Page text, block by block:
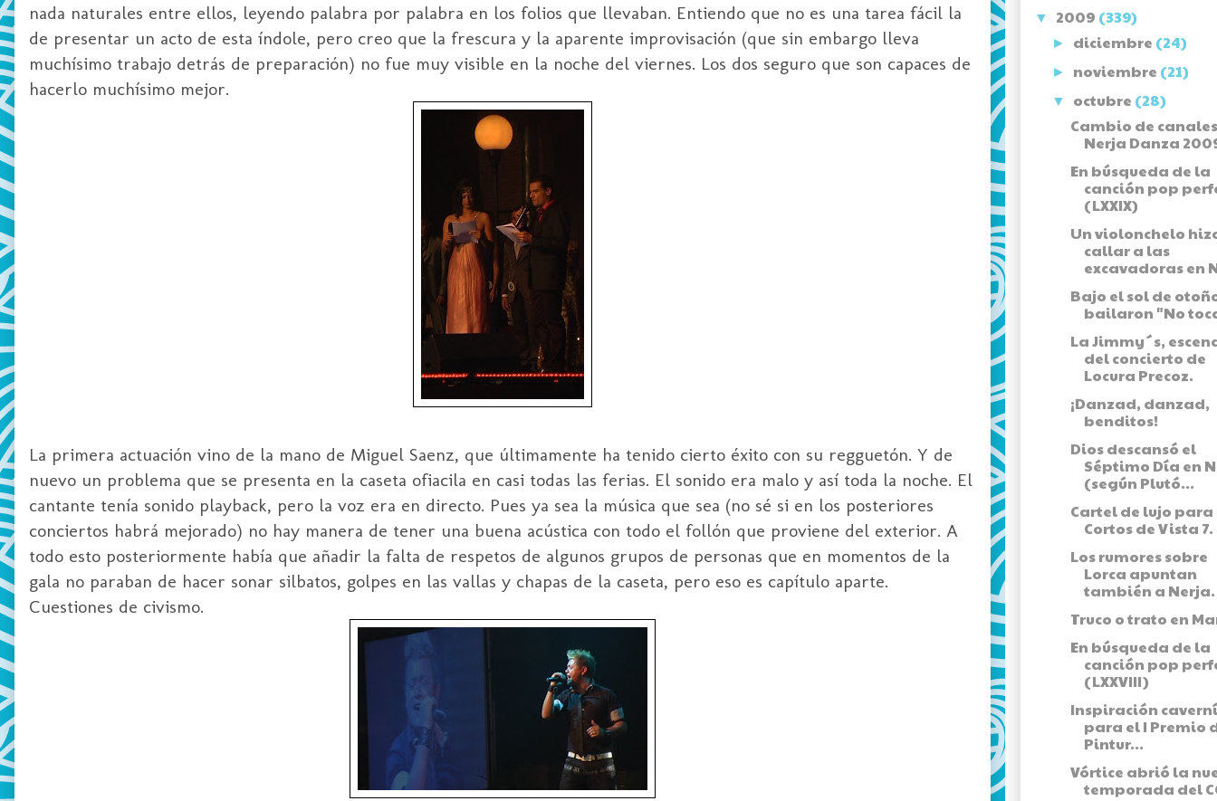
nada naturales entre ellos, leyendo palabra por palabra en los folios que llevaban. Entiendo que no es una tarea fácil la
de presentar un acto de esta índole, pero creo que la frescura y la aparente improvisación (que sin embargo lleva
muchísimo trabajo detrás de preparación) no fue muy visible en la noche del viernes. Los dos seguro que son capaces de
hacerlo muchísimo mejor.
La primera actuación vino de la mano de Miguel Saenz, que últimamente ha tenido cierto éxito con su regguetón. Y de
nuevo un problema que se presenta en la caseta ofiacila en casi todas las ferias. El sonido era malo y así toda la noche. El
cantante tenía sonido playback, pero la voz era en directo. Pues ya sea la música que sea (no sé si en los posteriores
conciertos habrá mejorado) no hay manera de tener una buena acústica con todo el follón que proviene del exterior. A
todo esto posteriormente había que añadir la falta de respetos de algunos grupos de personas que en momentos de la
gala no paraban de hacer sonar silbatos, golpes en las vallas y chapas de la caseta, pero eso es capítulo aparte.
Cuestiones de civismo.
▼ 2009 (339)
► diciembre (24)
► noviembre (21)
▼ octubre (28)
Cambio de
Nerja Danza
En búsqueda de la
canción pop
(LXXIX)
Un violonchelo
callar a las
excavadoras en
Bajo el sol de
bailaron "No
La Jimmy´s,
del concierto de
Locura Precoz.
¡Danzad, danzad,
benditos!
Dios descansó el
Séptimo Día en
(según Plutó...
Cartel de lujo para
Cortos de Vista 7.
Los rumores sobre
Lorca apuntan
también a Nerja.
Truco o trato en
En búsqueda de la
canción pop
(LXXVIII)
Inspiración
para el I Premio
Pintur...
Vórtice abrió la
temporada del